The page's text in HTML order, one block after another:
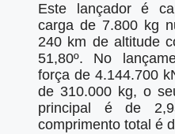
Este lançador é
carga de 7.800 kg
240 km de altitude
51,80º. No
força de 4.144.700
de 310.000 kg, o
principal é de
comprimento total é